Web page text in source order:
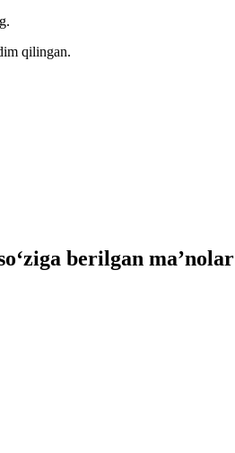
qilingan.
berilgan ma’nolar